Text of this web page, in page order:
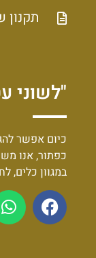
"לשוני
כיום אפשר
כפתור, אנו
במגוון כלים,